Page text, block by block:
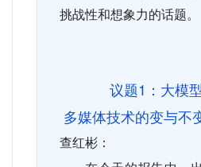
挑战性和想象力的话题。
议题1 ：大模
多媒体技术的变与不
查红彬：